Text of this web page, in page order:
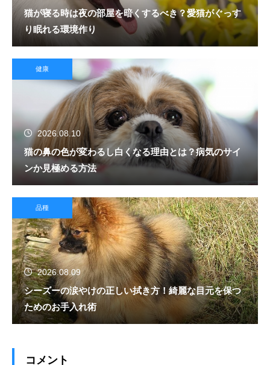
猫が寝る時は夜の部屋を暗くするべき？愛猫がぐっす
り眠れる環境作り
健康
2026.08.10
猫の鼻の色が変わるし白くなる理由とは？病気のサイ
ンか見極める方法
品種
2026.08.09
シーズーの涙やけの正しい拭き方！綺麗な目元を保つ
ためのお手入れ術
コメント